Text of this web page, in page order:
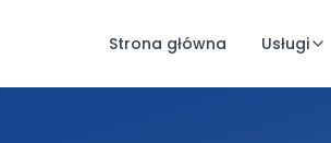
Strona główna Usługi